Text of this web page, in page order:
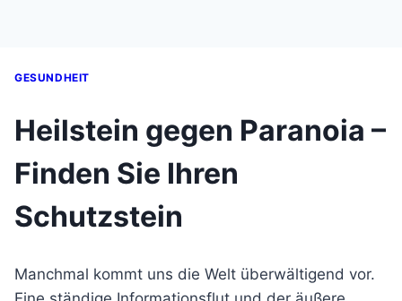
GESUNDHEIT
Heilstein gegen Paranoia –
Finden Sie Ihren
Schutzstein
Manchmal kommt uns die Welt überwältigend vor.